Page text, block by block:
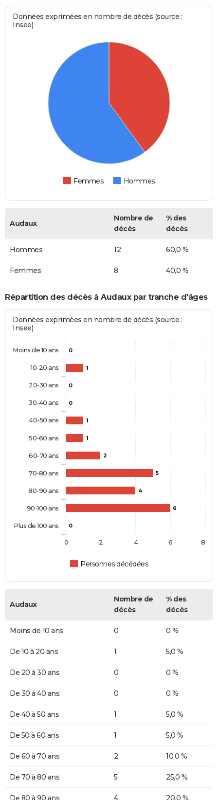
Données exprimées en nombre de décès (source :
Insee)
Femmes Hommes
Audaux
Nombre de
décès
% des
décès
Hommes 12 60,0 %
Femmes 8 40,0 %
Répartition des décès à Audaux par tranche d'âges
Données exprimées en nombre de décès (source :
Insee)
0
1
0
0
1
1
2
5
4
6
0
Personnes décédées
Moins de 10 ans
10-20 ans
20-30 ans
30-40 ans
40-50 ans
50-60 ans
60-70 ans
70-80 ans
80-90 ans
90-100 ans
Plus de 100 ans
0 2 4 6 8
Audaux
Nombre de
décès
% des
décès
Moins de 10 ans 0 0 %
De 10 à 20 ans 1 5,0 %
De 20 à 30 ans 0 0 %
De 30 à 40 ans 0 0 %
De 40 à 50 ans 1 5,0 %
De 50 à 60 ans 1 5,0 %
De 60 à 70 ans 2 10,0 %
De 70 à 80 ans 5 25,0 %
De 80 à 90 ans 4 20,0 %